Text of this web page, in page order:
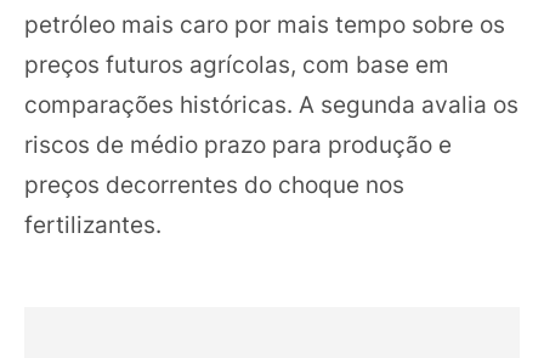
petróleo mais caro por mais tempo sobre os
preços futuros agrícolas, com base em
comparações históricas. A segunda avalia os
riscos de médio prazo para produção e
preços decorrentes do choque nos
fertilizantes.